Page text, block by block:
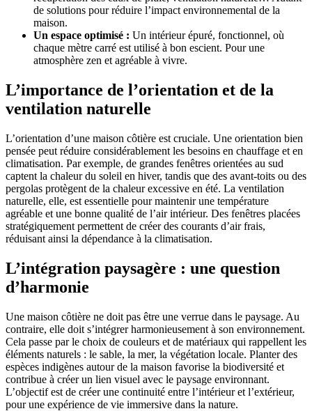
de solutions pour réduire l’impact environnemental de la
maison.
Un espace optimisé : Un intérieur épuré, fonctionnel, où
chaque mètre carré est utilisé à bon escient. Pour une
atmosphère zen et agréable à vivre.
L’importance de l’orientation et de la
ventilation naturelle
L’orientation d’une maison côtière est cruciale. Une orientation bien
pensée peut réduire considérablement les besoins en chauffage et en
climatisation. Par exemple, de grandes fenêtres orientées au sud
captent la chaleur du soleil en hiver, tandis que des avant-toits ou des
pergolas protègent de la chaleur excessive en été. La ventilation
naturelle, elle, est essentielle pour maintenir une température
agréable et une bonne qualité de l’air intérieur. Des fenêtres placées
stratégiquement permettent de créer des courants d’air frais,
réduisant ainsi la dépendance à la climatisation.
L’intégration paysagère : une question
d’harmonie
Une maison côtière ne doit pas être une verrue dans le paysage. Au
contraire, elle doit s’intégrer harmonieusement à son environnement.
Cela passe par le choix de couleurs et de matériaux qui rappellent les
éléments naturels : le sable, la mer, la végétation locale. Planter des
espèces indigènes autour de la maison favorise la biodiversité et
contribue à créer un lien visuel avec le paysage environnant.
L’objectif est de créer une continuité entre l’intérieur et l’extérieur,
pour une expérience de vie immersive dans la nature.